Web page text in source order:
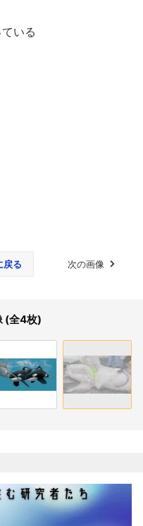
いる
戻る 次の画像
(全4枚)